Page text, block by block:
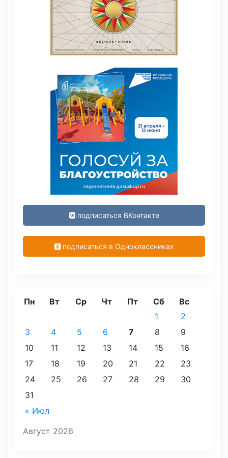
подписаться ВКонтакте
подписаться в Одноклассниках
Август 2026
Пн Вт Ср Чт Пт Сб Вс
« Июл
1
2
3
4 5 6 7 8
9
10
11 12 13 14 15
16
17
18 19 20 21 22
23
24
25 26 27 28 29
30
31